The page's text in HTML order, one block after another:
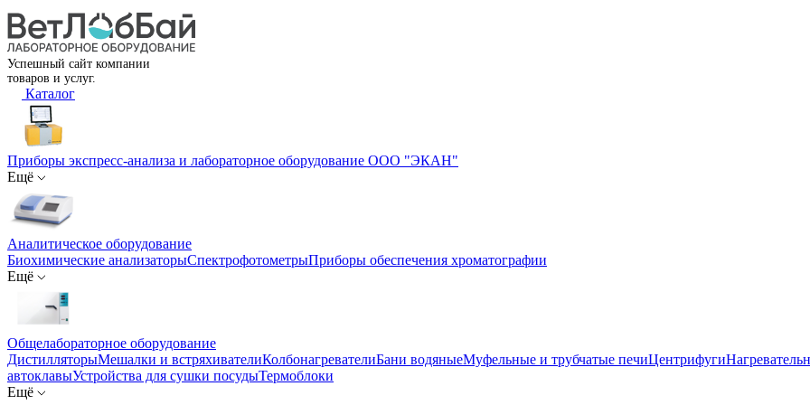
Успешный сайт компании
товаров и услуг.
Каталог
Приборы экспресс-анализа и лабораторное оборудование ООО "ЭКАН"
Ещё
Аналитическое оборудование
Биохимические анализаторыСпектрофотометрыПриборы обеспечения хроматографии
Ещё
Общелабораторное оборудование
ДистилляторыМешалки и встряхивателиКолбонагревателиБани водяныеМуфельные и трубчатые печиЦентрифуги
автоклавыУстройства для сушки посудыТермоблоки
Ещё